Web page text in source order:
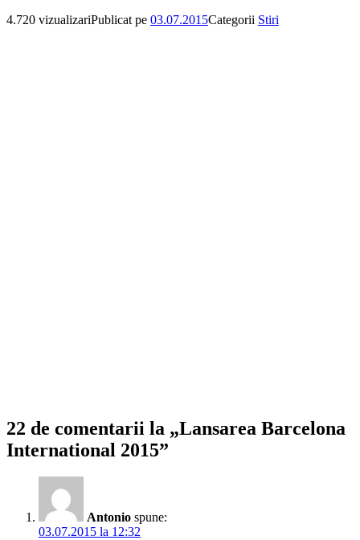
4.720 vizualizariPublicat pe 03.07.2015Categorii Stiri
22 de comentarii la „Lansarea Barcelona
International 2015”
Antonio spune:
03.07.2015 la 12:32